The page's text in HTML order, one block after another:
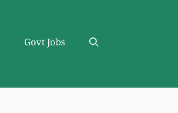
Govt Jobs